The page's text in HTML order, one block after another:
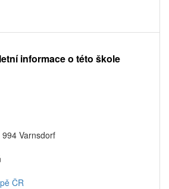
informace o této škole
Varnsdorf
ČR